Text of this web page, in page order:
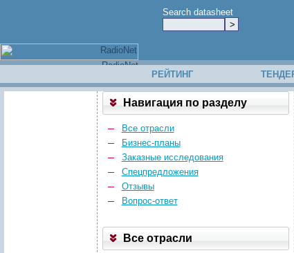
Search datasheet
РЕЙТИНГ
Навигация по разделу
Все отрасли
Бизнес-планы
Заказные исследования
Спецпредложения
Отзывы
Вопрос-ответ
Все отрасли